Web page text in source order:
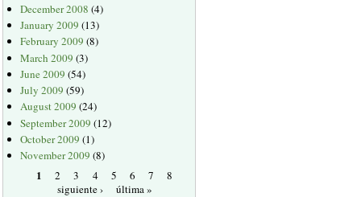
December 2008 (4)
January 2009 (13)
February 2009 (8)
March 2009 (3)
June 2009 (54)
July 2009 (59)
August 2009 (24)
September 2009 (12)
October 2009 (1)
November 2009 (8)
1 2 3 4 5 6 7
8
siguiente ›
última »